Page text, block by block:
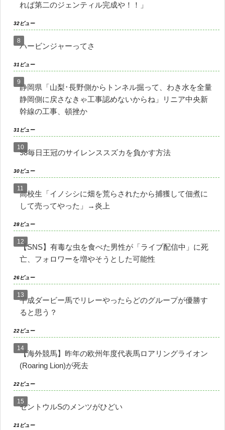
れば第二のジェンティル完成や！！」
32ビュー
ハービンジャーってさ
31ビュー
静岡県「山梨･長野側からトンネル掘って、わき水を全量
静岡側に戻さなきゃ工事認めないからね」リニア中央新
幹線の工事、頓挫か
31ビュー
98毎日王冠のサイレンススズカを負かす方法
30ビュー
高校生「イノシシに畑を荒らされたから捕獲して佃煮に
して売ってやった」→炎上
28ビュー
【SNS】有毒な虫を食べた男性が「ライブ配信中」に死
亡、フォロワーを増やそうとした可能性
26ビュー
平成ダービー馬でリレーやったらどのグループが優勝す
ると思う？
22ビュー
【海外競馬】昨年の欧州年度代表馬ロアリングライオン
(Roaring Lion)が死去
22ビュー
セントウルSのメンツがひどい
21ビュー